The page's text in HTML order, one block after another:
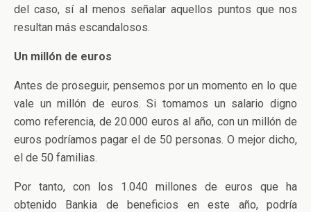
del caso, sí al menos señalar aquellos puntos que nos
resultan más escandalosos.
Un millón de euros
Antes de proseguir, pensemos por un momento en lo que
vale un millón de euros. Si tomamos un salario digno
como referencia, de 20.000 euros al año, con un millón de
euros podríamos pagar el de 50 personas. O mejor dicho,
el de 50 familias.
Por tanto, con los 1.040 millones de euros que ha
obtenido Bankia de beneficios en este año, podría